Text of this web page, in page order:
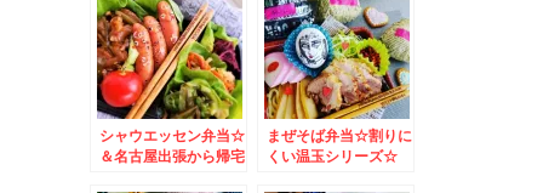
シャウエッセン弁当☆
＆名古屋出張から帰宅
まぜそば弁当☆割りに
くい温玉シリーズ☆